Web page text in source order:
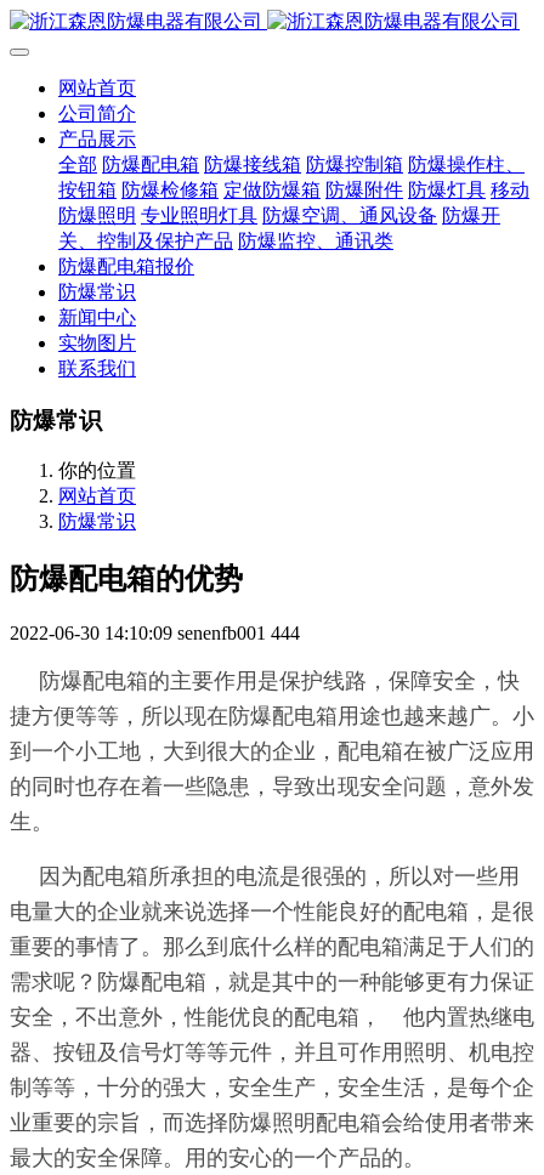
网站首页
公司简介
产品展示
全部 防爆配电箱 防爆接线箱 防爆控制箱 防爆操作柱、
按钮箱 防爆检修箱 定做防爆箱 防爆附件 防爆灯具 移动
防爆照明 专业照明灯具 防爆空调、通风设备 防爆开
关、控制及保护产品 防爆监控、通讯类
防爆配电箱报价
防爆常识
新闻中心
实物图片
联系我们
防爆常识
你的位置
网站首页
防爆常识
防爆配电箱的优势
2022-06-30 14:10:09 senenfb001 444
防爆配电箱的主要作用是保护线路，保障安全，快
捷方便等等，所以现在防爆配电箱用途也越来越广。小
到一个小工地，大到很大的企业，配电箱在被广泛应用
的同时也存在着一些隐患，导致出现安全问题，意外发
生。
因为配电箱所承担的电流是很强的，所以对一些用
电量大的企业就来说选择一个性能良好的配电箱，是很
重要的事情了。那么到底什么样的配电箱满足于人们的
需求呢？防爆配电箱，就是其中的一种能够更有力保证
安全，不出意外，性能优良的配电箱， 他内置热继电
器、按钮及信号灯等等元件，并且可作用照明、机电控
制等等，十分的强大，安全生产，安全生活，是每个企
业重要的宗旨，而选择防爆照明配电箱会给使用者带来
最大的安全保障。用的安心的一个产品的。